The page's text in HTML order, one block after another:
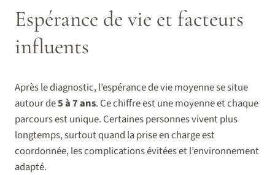
Espérance de vie et facteurs
influents
Après le diagnostic, l’espérance de vie moyenne se situe
autour de5 à 7 ans. Ce chiffre est une moyenne et chaque
parcours est unique. Certaines personnes vivent plus
longtemps, surtout quand la prise en charge est
coordonnée, les complications évitées et l’environnement
adapté.